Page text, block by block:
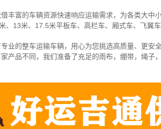
丰富的车辆资源快速响应运输需求，为各类大中
、13米、17.5米平板车、高栏车、厢式车、飞翼车
业的整车运输车辆，用心为您挑选高质量、更安
产品不同，我们准备了充足的雨布，绷带，绳子